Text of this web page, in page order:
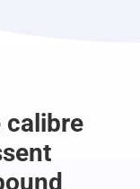
calibre